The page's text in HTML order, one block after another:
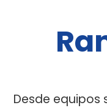
Desde equipos